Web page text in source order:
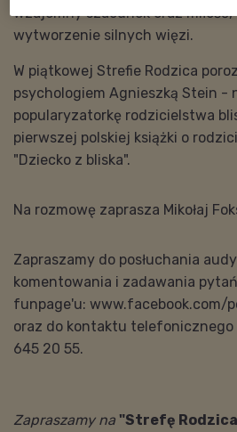
wzajemny szacunek oraz miłość,
wytworzenie silnych więzi.
W piątkowej Strefie Rodzica
psychologiem Agnieszką Stein -
popularyzatorkę rodzicielstwa
pierwszej polskiej książki o
"Dziecko z bliska".
Na rozmowę zaprasza Mikołaj
Zapraszamy do posłuchania
komentowania i zadawania
funpage'u: www.facebook.com/
oraz do kontaktu
645 20 55.
Zapraszamy na "Strefę